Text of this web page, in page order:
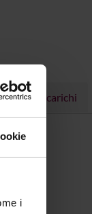
i
Incarichi